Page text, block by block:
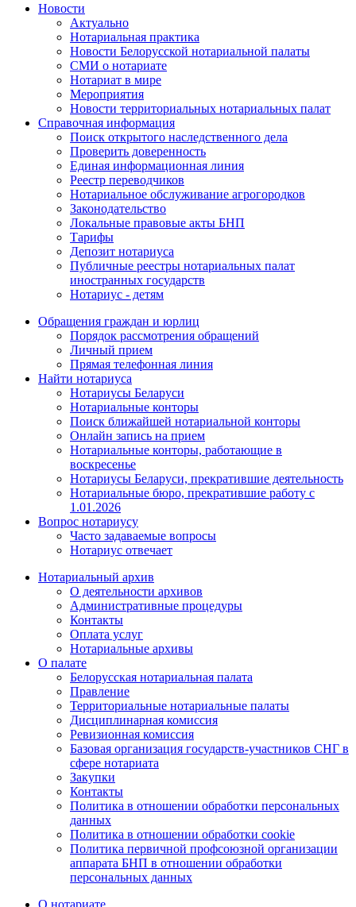
Новости
Актуально
Нотариальная практика
Новости Белорусской нотариальной палаты
СМИ о нотариате
Нотариат в мире
Мероприятия
Новости территориальных нотариальных палат
Справочная информация
Поиск открытого наследственного дела
Проверить доверенность
Единая информационная линия
Реестр переводчиков
Нотариальное обслуживание агрогородков
Законодательство
Локальные правовые акты БНП
Тарифы
Депозит нотариуса
Публичные реестры нотариальных палат
иностранных государств
Нотариус - детям
Обращения граждан и юрлиц
Порядок рассмотрения обращений
Личный прием
Прямая телефонная линия
Найти нотариуса
Нотариусы Беларуси
Нотариальные конторы
Поиск ближайшей нотариальной конторы
Онлайн запись на прием
Нотариальные конторы, работающие в
воскресенье
Нотариусы Беларуси, прекратившие деятельность
Нотариальные бюро, прекратившие работу с
1.01.2026
Вопрос нотариусу
Часто задаваемые вопросы
Нотариус отвечает
Нотариальный архив
О деятельности архивов
Административные процедуры
Контакты
Оплата услуг
Нотариальные архивы
О палате
Белорусская нотариальная палата
Правление
Территориальные нотариальные палаты
Дисциплинарная комиссия
Ревизионная комиссия
Базовая организация государств-участников СНГ в
сфере нотариата
Закупки
Контакты
Политика в отношении обработки персональных
данных
Политика в отношении обработки cookie
Политика первичной профсоюзной организации
аппарата БНП в отношении обработки
персональных данных